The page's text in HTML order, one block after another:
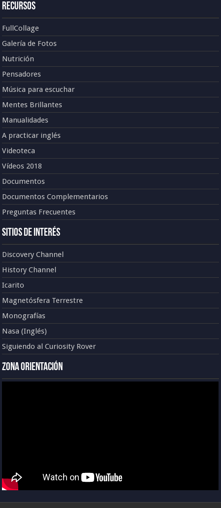
Recursos
FullCollage
Galería de Fotos
Nutrición
Pensadores
Música para escuchar
Mentes Brillantes
Manualidades
A practicar inglés
Videoteca
Vídeos 2018
Documentos
Documentos Complementarios
Preguntas Frecuentes
Sitios de Interés
Discovery Channel
History Channel
Icarito
Magnetósfera Terrestre
Monografías
Nasa (Inglés)
Siguiendo al Curiosity Rover
Zona Orientación